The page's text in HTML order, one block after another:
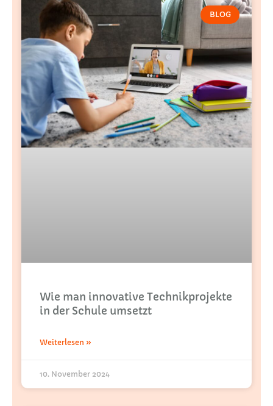
BLOG
Wie man innovative Technikprojekte
in der Schule umsetzt
Weiterlesen »
10. November 2024